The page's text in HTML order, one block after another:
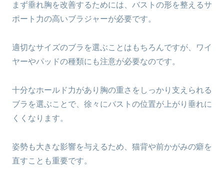
まず垂れ胸を改善するためには、バストの形を整えるサ
ポート力の高いブラジャーが必要です。
適切なサイズのブラを選ぶことはもちろんですが、ワイ
ヤーやパッドの種類にも注意が必要なのです。
十分なホールド力があり胸の重さをしっかり支えられる
ブラを選ぶことで、徐々にバストの位置が上がり垂れに
くくなります。
姿勢も大きな影響を与えるため、猫背や前かがみの癖を
直すことも重要です。